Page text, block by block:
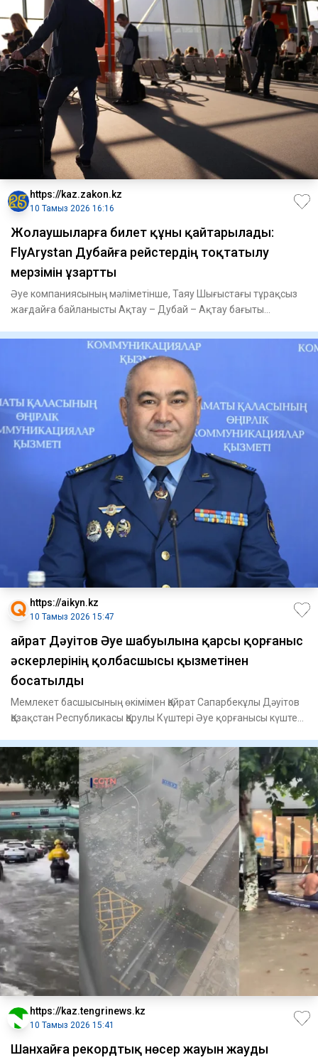
https://kaz.zakon.kz
10 Тамыз 2026 16:16
Жолаушыларға билет құны қайтарылады:
FlyArystan Дубайға рейстердің тоқтатылу
мерзімін ұзартты
Әуе компаниясының мәліметінше, Таяу Шығыстағы тұрақсыз
жағдайға байланысты Ақтау – Дубай – Ақтау бағыты
https://aikyn.kz
10 Тамыз 2026 15:47
Қайрат Дәуітов Әуе шабуылына қарсы қорғаныс
әскерлерінің қолбасшысы қызметінен
босатылды
Мемлекет басшысының өкімімен Қайрат Сапарбекұлы Дәуітов
Қазақстан Республикасы Қарулы Күштері Әуе қорғанысы күштері
https://kaz.tengrinews.kz
10 Тамыз 2026 15:41
Шанхайға рекордтық нөсер жауын жауды